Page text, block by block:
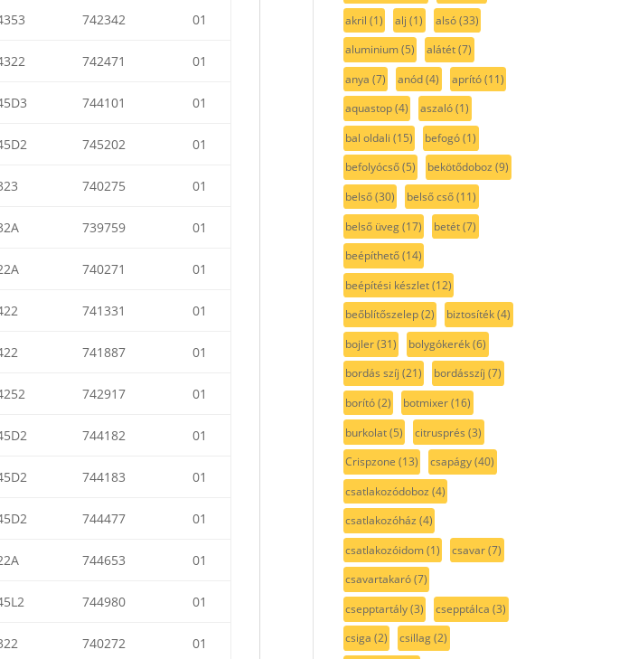
742342 01
742471 01
744101 01
745202 01
740275 01
739759 01
740271 01
741331 01
741887 01
742917 01
744182 01
744183 01
744477 01
744653 01
744980 01
740272 01
akril (1) alj (1) alsó(33)
aluminium(5) alátét(7)
anya (7) anód(4) aprító(11)
aquastop(4) aszaló(1)
bal oldali (15) befogó(1)
befolyócső(5) bekötődoboz (9)
belső(30) belső cső(11)
belső üveg(17) betét(7)
beépíthető(14)
beépítési készlet(12)
beőblítőszelep(2) biztosíték(4)
bojler(31) bolygókerék(6)
bordás szíj (21) bordásszíj (7)
borító(2) botmixer(16)
burkolat(5) citrusprés (3)
Crispzone (13) csapágy(40)
csatlakozódoboz (4)
csatlakozóház (4)
csatlakozóidom(1) csavar(7)
csavartakaró(7)
csepptartály(3) csepptálca (3)
csiga (2) csillag(2)